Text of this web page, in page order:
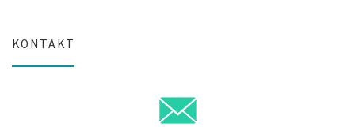
KONTAKT